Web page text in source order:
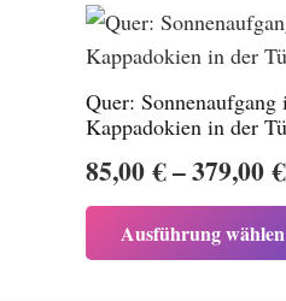
Quer:
Kappadokien in der
85,00€–379,00€
Ausführung wählen